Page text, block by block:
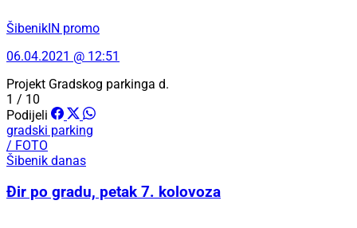
ŠibenikIN promo
06.04.2021 @ 12:51
Projekt Gradskog parkinga d.
1 / 10
Podijeli
gradski parking
/ FOTO
Šibenik danas
Đir po gradu, petak 7. kolovoza